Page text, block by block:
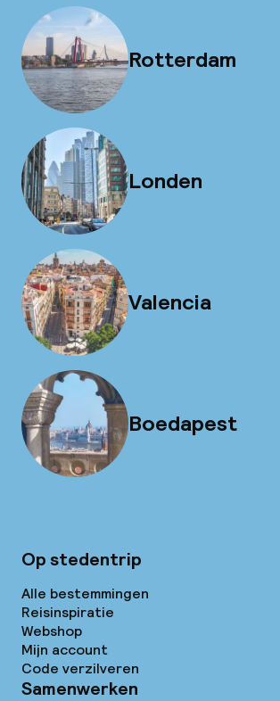
Rotterdam
Londen
Valencia
Boedapest
Op stedentrip
Alle bestemmingen
Reisinspiratie
Webshop
Mijn account
Code verzilveren
Samenwerken